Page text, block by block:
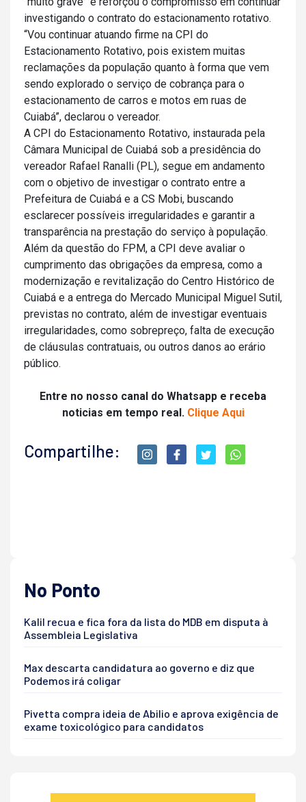
investigando o contrato do estacionamento rotativo.
“Vou continuar atuando firme na CPI do
Estacionamento Rotativo, pois existem muitas
reclamações da população quanto à forma que vem
sendo explorado o serviço de cobrança para o
estacionamento de carros e motos em ruas de
Cuiabá”, declarou o vereador.
A CPI do Estacionamento Rotativo, instaurada pela
Câmara Municipal de Cuiabá sob a presidência do
vereador Rafael Ranalli (PL), segue em andamento
com o objetivo de investigar o contrato entre a
Prefeitura de Cuiabá e a CS Mobi, buscando
esclarecer possíveis irregularidades e garantir a
transparência na prestação do serviço à população.
Além da questão do FPM, a CPI deve avaliar o
cumprimento das obrigações da empresa, como a
modernização e revitalização do Centro Histórico de
Cuiabá e a entrega do Mercado Municipal Miguel Sutil,
previstas no contrato, além de investigar eventuais
irregularidades, como sobrepreço, falta de execução
de cláusulas contratuais, ou outros danos ao erário
público.
Entre no nosso canal do Whatsapp e receba
noticias em tempo real. Clique Aqui
Compartilhe:
No Ponto
Kalil recua e fica fora da lista do MDB em disputa à
Assembleia Legislativa
Max descarta candidatura ao governo e diz que
Podemos irá coligar
Pivetta compra ideia de Abilio e aprova exigência de
exame toxicológico para candidatos